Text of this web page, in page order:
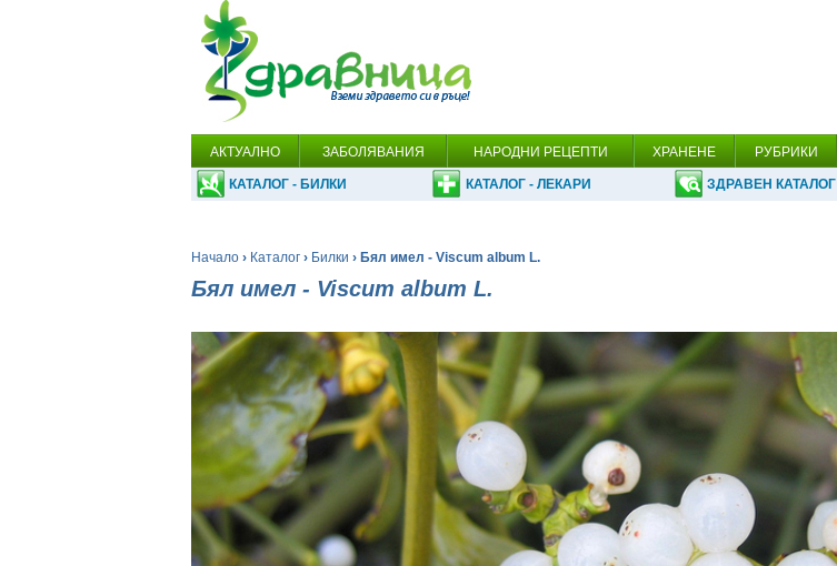
АКТУАЛНО ЗАБОЛЯВАНИЯ НАРОДНИ РЕЦЕПТИ ХРАНЕНЕ РУБРИКИ
КАТАЛОГ - БИЛКИ КАТАЛОГ - ЛЕКАРИ ЗДРАВЕН КАТАЛОГ
Начало › Каталог › Билки › Бял имел - Viscum album L.
Бял имел - Viscum album L.